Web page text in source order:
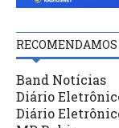
RECOMENDAMOS
Band Notícias
Diário
Diário